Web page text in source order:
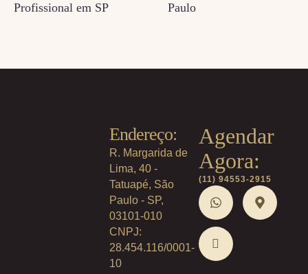
Profissional em SP
Paulo
Endereço:
R. Margarida de
Lima, 40 -
Tatuapé, São
Paulo - SP,
03101-010
CNPJ:
28.454.116/0001-
10
Agendar
Agora:
(11) 94553-2915